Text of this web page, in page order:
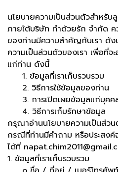
นโยบายความเป็นส่วนตัวสำหรั
ภายใต้บริษัท ทำด้วยรัก จำกัด
ของท่านมีความสำคัญกับเรา ดั
ความเป็นส่วนตัวของเรา เพื่อที่
แก่ท่าน ดังนี้
1. ข้อมูลที่เราเก็บรวบรวม
2. วิธีการใช้ข้อมูลของท่าน
3. การเปิดเผยข้อมูลแก่บุคค
4. วิธีการเก็บรักษาข้อมูล
กรุณาอ่านนโยบายความเป็นส่วน
กรณีที่ท่านมีคำถาม หรือประสง
ได้ที่
1. ข้อมูลที่เราเก็บรวบรวม